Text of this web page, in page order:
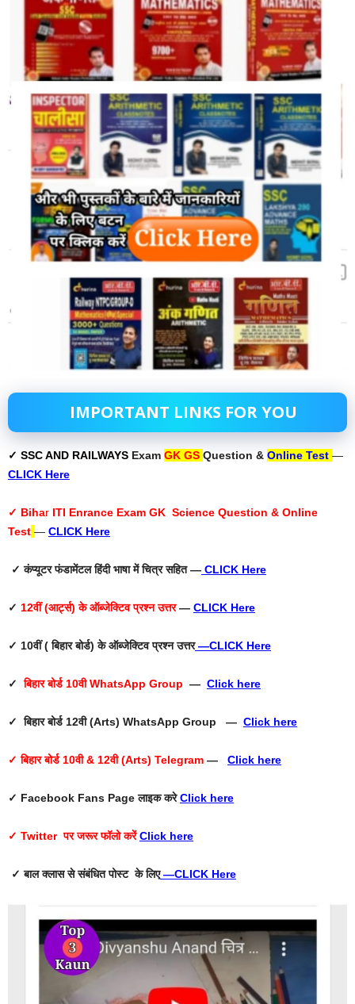
IMPORTANT LINKS FOR YOU
✓ SSC AND RAILWAYS Exam GK GS Question & Online Test —
CLICK Here
✓ Bihar ITI Enrance Exam GK Science Question & Online
Test — CLICK Here
✓ कंप्यूटर फंडामेंटल हिंदी भाषा में चित्र सहित — CLICK Here
✓ 12वीं (आर्ट्स) के ऑब्जेक्टिव प्रश्न उत्तर— CLICK Here
✓ 10वीं ( बिहार बोर्ड) के ऑब्जेक्टिव प्रश्न उत्तर—CLICK Here
✓बिहार बोर्ड 10वी WhatsApp Group — Click here
✓ बिहार बोर्ड 12वी (Arts) WhatsApp Group — Click here
✓ बिहार बोर्ड 10वी & 12वी (Arts) Telegram — Click here
✓ Facebook Fans Page लाइक करेClick here
✓ Twitter पर जरूर फॉलो करें Click here
✓ बाल क्लास से संबंधित पोस्ट के लिए—CLICK Here